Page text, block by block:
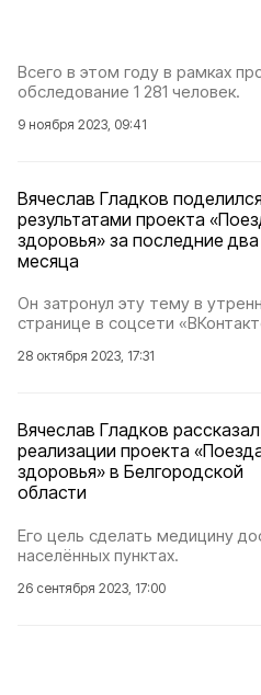
Всего в этом году в рамках
обследование 1 281 человек.
9 ноября 2023, 09:41
Вячеслав Гладков поделился
результатами проекта
здоровья» за последние два
месяца
Он затронул эту тему в
странице в соцсети
28 октября 2023, 17:31
Вячеслав Гладков
реализации проекта
здоровья» в Белгородской
области
Его цель сделать медицину
населённых пунктах.
26 сентября 2023, 17:00